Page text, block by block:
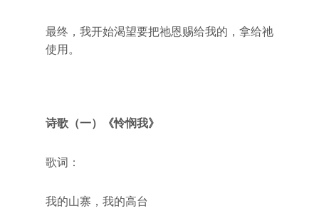
最终，我开始渴望要把祂恩赐给我的，拿给祂
使用。
诗歌（一）《怜悯我》
歌词：
我的山寨，我的高台